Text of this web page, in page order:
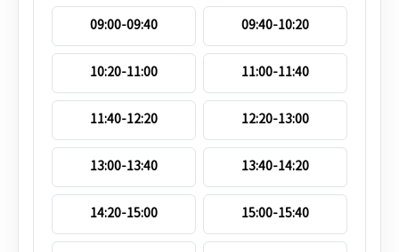
09:00-09:40 09:40-10:20
10:20-11:00 11:00-11:40
11:40-12:20 12:20-13:00
13:00-13:40 13:40-14:20
14:20-15:00 15:00-15:40